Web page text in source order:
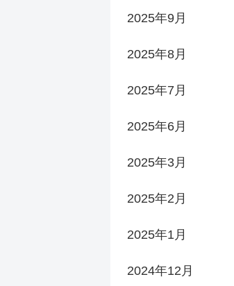
2025年9月
2025年8月
2025年7月
2025年6月
2025年3月
2025年2月
2025年1月
2024年12月